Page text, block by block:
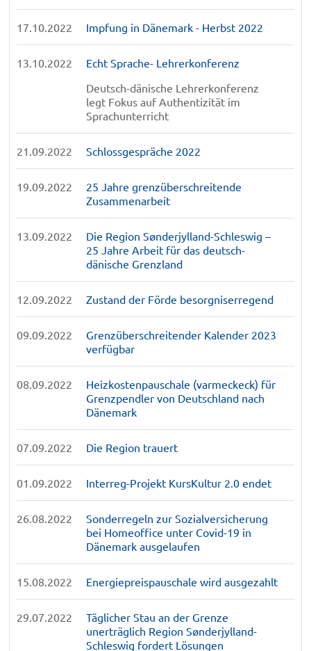
17.10.2022 Impfung in Dänemark - Herbst 2022
13.10.2022
Echt Sprache- Lehrerkonferenz
Deutsch-dänische Lehrerkonferenz
legt Fokus auf Authentizität im
Sprachunterricht
21.09.2022 Schlossgespräche 2022
19.09.2022
25 Jahre grenzüberschreitende
Zusammenarbeit
13.09.2022
Die Region Sønderjylland-Schleswig –
25 Jahre Arbeit für das deutsch-
dänische Grenzland
12.09.2022 Zustand der Förde besorgniserregend
09.09.2022
Grenzüberschreitender Kalender 2023
verfügbar
08.09.2022
Heizkostenpauschale (varmeckeck) für
Grenzpendler von Deutschland nach
Dänemark
07.09.2022 Die Region trauert
01.09.2022 Interreg-Projekt KursKultur 2.0 endet
26.08.2022
Sonderregeln zur Sozialversicherung
bei Homeoffice unter Covid-19 in
Dänemark ausgelaufen
15.08.2022 Energiepreispauschale wird ausgezahlt
29.07.2022
Täglicher Stau an der Grenze
unerträglich Region Sønderjylland-
Schleswig fordert Lösungen